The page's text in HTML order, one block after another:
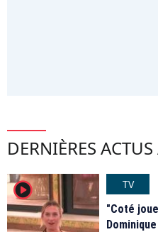
DERNIÈRES
player2
TV
"Coté